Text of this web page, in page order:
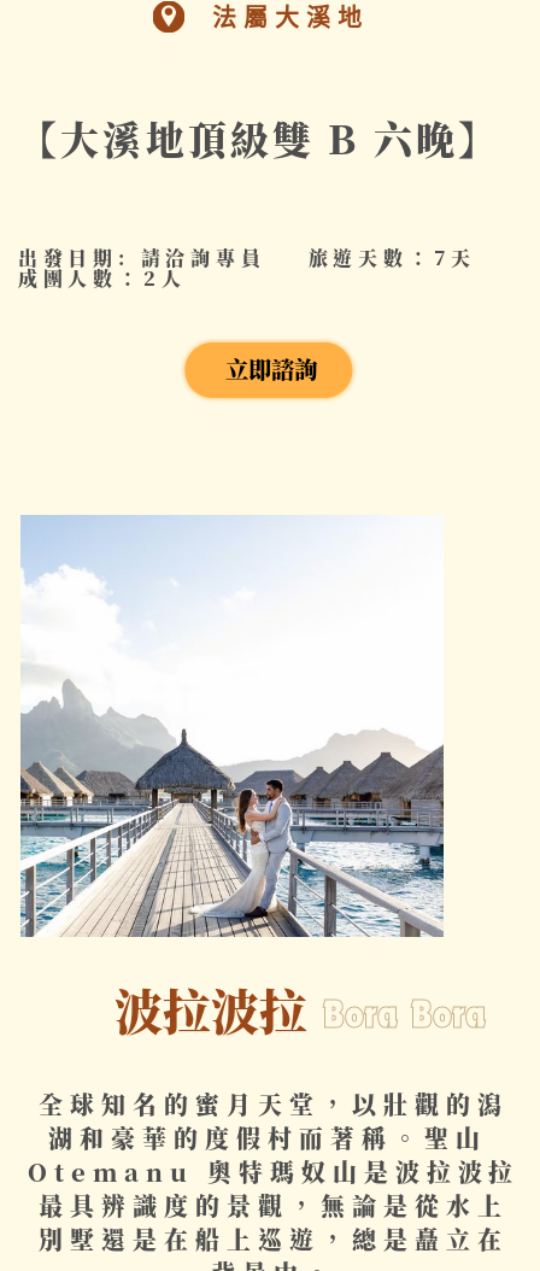
法屬大溪地
【大溪地頂級雙 B 六晚】
出發日期: 請洽詢專員 旅遊天數：7天
成團人數：2人
立即諮詢
波拉波拉 Bora Bora
全球知名的蜜月天堂，以​壯觀的潟
湖和豪華的度假​村而著稱。聖山 ​
Otemanu 奧特瑪奴山​是波拉波拉
最具辨識度的​景觀，無論是從水上
別墅​還是在船上巡遊，總是矗​立在